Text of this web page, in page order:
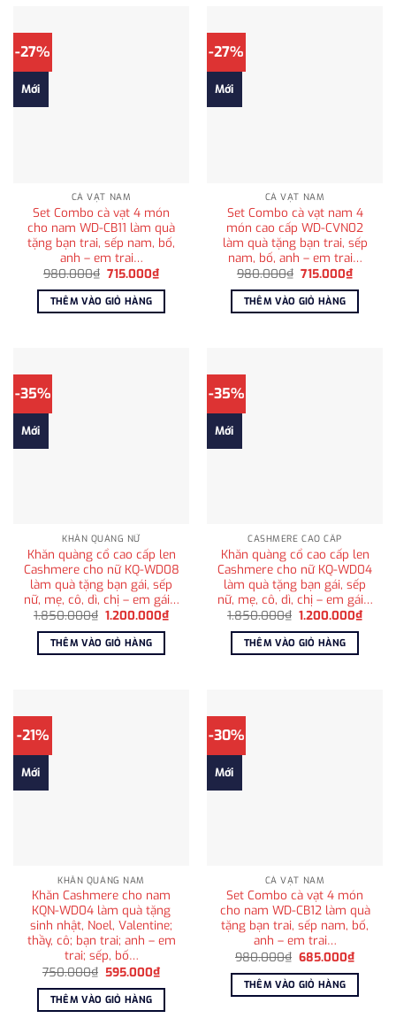
-27%
Mới
CÀ VẠT NAM
Set Combo cà vạt 4 món
cho nam WD-CB11 làm quà
tặng bạn trai, sếp nam, bố,
anh – em trai…
980.000₫ Giá
là:
980.000₫.
715.000₫Giá
tại
THÊM VÀO GIỎ HÀNG
-27%
Mới
CÀ VẠT NAM
Set Combo cà vạt nam 4
món cao cấp WD-CVN02
làm quà tặng bạn trai, sếp
nam, bố, anh – em trai…
980.000₫ Giá
là:
980.000₫.
715.000₫Giá
tại
THÊM VÀO GIỎ HÀNG
-35%
Mới
KHĂN QUÀNG NỮ
Khăn quàng cổ cao cấp len
Cashmere cho nữ KQ-WD08
làm quà tặng bạn gái, sếp
nữ, mẹ, cô, dì, chị – em gái…
1.850.000₫ Giá
là:
1.850.000₫.
1.200.000₫Giá
hiện
1.200.000₫.
THÊM VÀO GIỎ HÀNG
-35%
Mới
CASHMERE CAO CẤP
Khăn quàng cổ cao cấp len
Cashmere cho nữ KQ-WD04
làm quà tặng bạn gái, sếp
nữ, mẹ, cô, dì, chị – em gái…
1.850.000₫ Giá
là:
1.850.000₫.
1.200.000₫Giá
hiện
THÊM VÀO GIỎ HÀNG
-21%
Mới
KHĂN QUÀNG NAM
Khăn Cashmere cho nam
KQN-WD04 làm quà tặng
sinh nhật, Noel, Valentine;
thầy, cô; bạn trai; anh – em
trai; sếp, bố…
750.000₫ Giá
là:
750.000₫.
595.000₫Giá
hiện
tại
595.000₫.
THÊM VÀO GIỎ HÀNG
-30%
Mới
CÀ VẠT NAM
Set Combo cà vạt 4 món
cho nam WD-CB12 làm quà
tặng bạn trai, sếp nam, bố,
anh – em trai…
980.000₫ Giá
là:
980.000₫.
685.000₫Giá
hiện
tại
THÊM VÀO GIỎ HÀNG